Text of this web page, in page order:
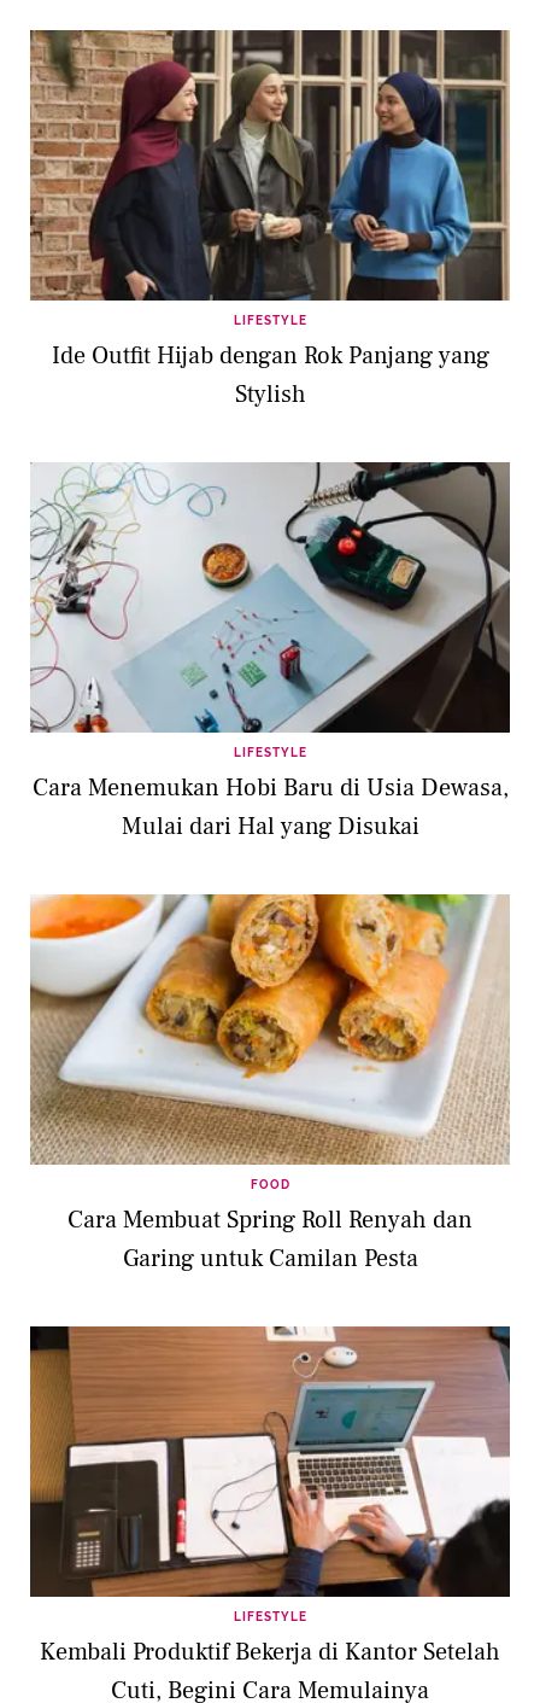
LIFESTYLE
Ide Outfit Hijab dengan Rok Panjang yang
Stylish
LIFESTYLE
Cara Menemukan Hobi Baru di Usia Dewasa,
Mulai dari Hal yang Disukai
FOOD
Cara Membuat Spring Roll Renyah dan
Garing untuk Camilan Pesta
LIFESTYLE
Kembali Produktif Bekerja di Kantor Setelah
Cuti, Begini Cara Memulainya